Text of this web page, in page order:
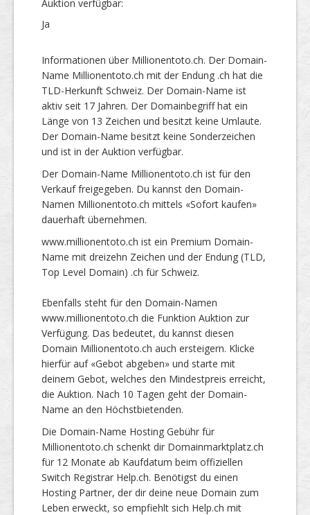
Auktion verfügbar:
Ja
Informationen über Millionentoto.ch. Der Domain-
Name Millionentoto.ch mit der Endung .ch hat die
TLD-Herkunft Schweiz. Der Domain-Name ist
aktiv seit 17 Jahren. Der Domainbegriff hat ein
Länge von 13 Zeichen und besitzt keine Umlaute.
Der Domain-Name besitzt keine Sonderzeichen
und ist in der Auktion verfügbar.
Der Domain-Name Millionentoto.ch ist für den
Verkauf freigegeben. Du kannst den Domain-
Namen Millionentoto.ch mittels «Sofort kaufen»
dauerhaft übernehmen.
www.millionentoto.ch ist ein Premium Domain-
Name mit dreizehn Zeichen und der Endung (TLD,
Top Level Domain) .ch für Schweiz.
Ebenfalls steht für den Domain-Namen
www.millionentoto.ch die Funktion Auktion zur
Verfügung. Das bedeutet, du kannst diesen
Domain Millionentoto.ch auch ersteigern. Klicke
hierfür auf «Gebot abgeben» und starte mit
deinem Gebot, welches den Mindestpreis erreicht,
die Auktion. Nach 10 Tagen geht der Domain-
Name an den Höchstbietenden.
Die Domain-Name Hosting Gebühr für
Millionentoto.ch schenkt dir Domainmarktplatz.ch
für 12 Monate ab Kaufdatum beim offiziellen
Switch Registrar Help.ch. Benötigst du einen
Hosting Partner, der dir deine neue Domain zum
Leben erweckt, so empfiehlt sich Help.ch mit